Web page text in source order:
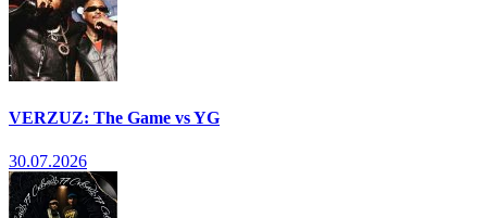
VERZUZ: The Game vs YG
30.07.2026